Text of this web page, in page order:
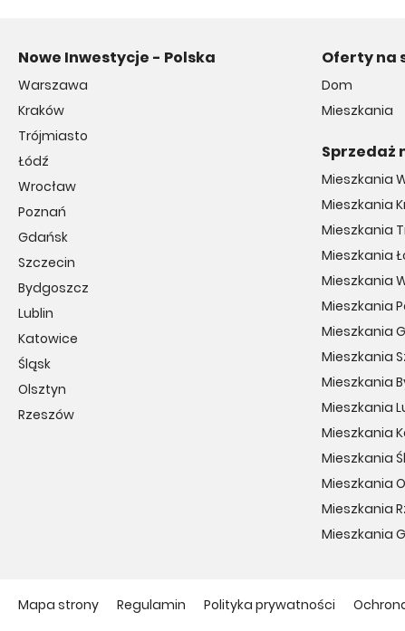
Nowe Inwestycje - Polska
Warszawa
Kraków
Trójmiasto
Łódź
Wrocław
Poznań
Gdańsk
Szczecin
Bydgoszcz
Lublin
Katowice
Śląsk
Olsztyn
Rzeszów
Oferty na
Dom
Mieszkania
Sprzedaż
Mieszkania
Mieszkania
Mieszkania
Mieszkania
Mieszkania
Mieszkania
Mieszkania
Mieszkania
Mieszkania
Mieszkania
Mieszkania
Mieszkania
Mieszkania
Mieszkania
Mieszkania
Mapa strony Regulamin Polityka prywatności